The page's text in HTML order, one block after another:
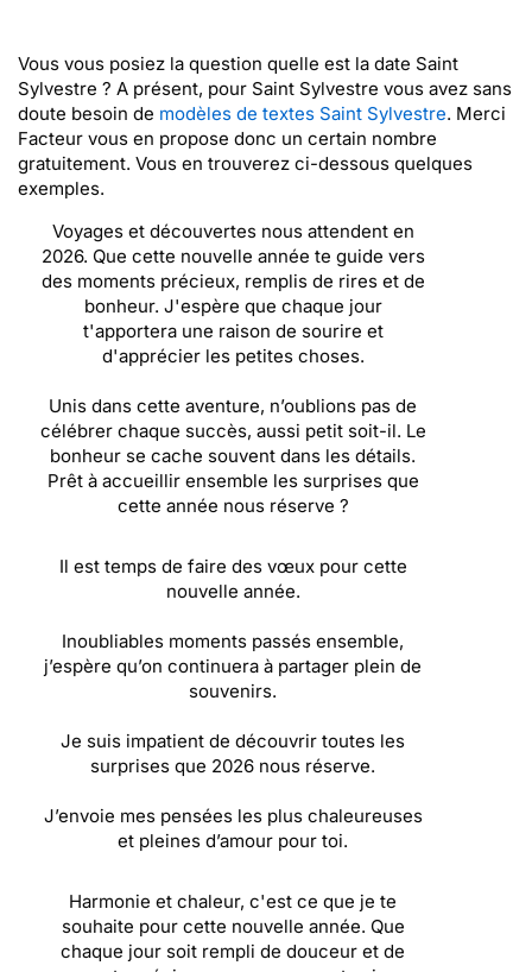
Vous vous posiez la question quelle est la date Saint
Sylvestre ? A présent, pour Saint Sylvestre vous avez sans
doute besoin de modèles de textes Saint Sylvestre. Merci
Facteur vous en propose donc un certain nombre
gratuitement. Vous en trouverez ci-dessous quelques
exemples.
Voyages et découvertes nous attendent en
2026. Que cette nouvelle année te guide vers
des moments précieux, remplis de rires et de
bonheur. J'espère que chaque jour
t'apportera une raison de sourire et
d'apprécier les petites choses.
Unis dans cette aventure, n’oublions pas de
célébrer chaque succès, aussi petit soit-il. Le
bonheur se cache souvent dans les détails.
Prêt à accueillir ensemble les surprises que
cette année nous réserve ?
Il est temps de faire des vœux pour cette
nouvelle année.
Inoubliables moments passés ensemble,
j’espère qu’on continuera à partager plein de
souvenirs.
Je suis impatient de découvrir toutes les
surprises que 2026 nous réserve.
J’envoie mes pensées les plus chaleureuses
et pleines d’amour pour toi.
Harmonie et chaleur, c'est ce que je te
souhaite pour cette nouvelle année. Que
chaque jour soit rempli de douceur et de